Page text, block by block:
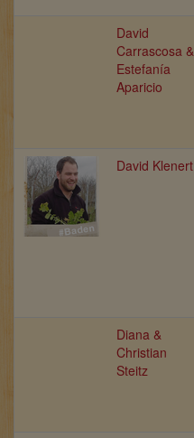
David
Carrascosa &
Estefanía
Aparicio
David Klenert
Diana &
Christian
Steitz